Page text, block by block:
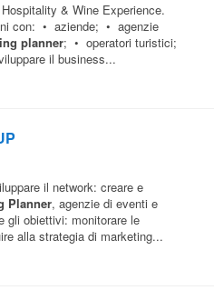
& Wine Experience.
con: • aziende; • agenzie
planner; • operatori turistici;
il business...
il network: creare e
Planner, agenzie di eventi e
gli obiettivi: monitorare le
alla strategia di marketing...